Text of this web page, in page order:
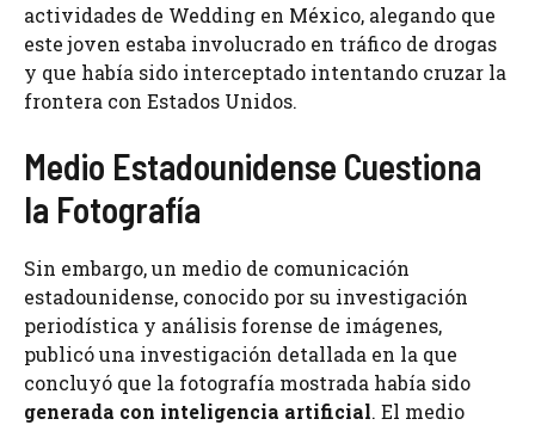
actividades de Wedding en México, alegando que
este joven estaba involucrado en tráfico de drogas
y que había sido interceptado intentando cruzar la
frontera con Estados Unidos.
Medio Estadounidense Cuestiona
la Fotografía
Sin embargo, un medio de comunicación
estadounidense, conocido por su investigación
periodística y análisis forense de imágenes,
publicó una investigación detallada en la que
concluyó que la fotografía mostrada había sido
generada con inteligencia artificial. El medio